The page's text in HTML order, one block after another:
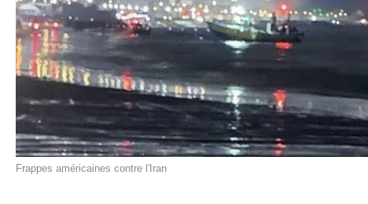
Frappes américaines contre l'Iran